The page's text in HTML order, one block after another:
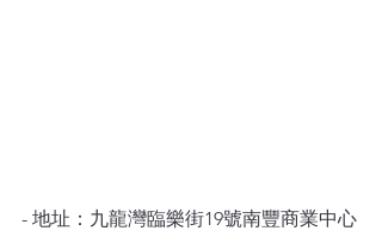
- 地址：九龍灣臨樂街19號南豐商業中心